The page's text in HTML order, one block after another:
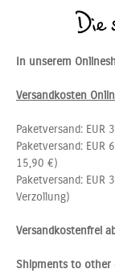
In unserem
Versandkosten
Paketversand: EUR
Paketversand: EUR
15,90 €)
Paketversand: EUR
Verzollung)
Versandkostenfrei
Shipments to other